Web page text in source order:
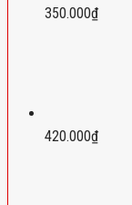
350.000₫
420.000₫